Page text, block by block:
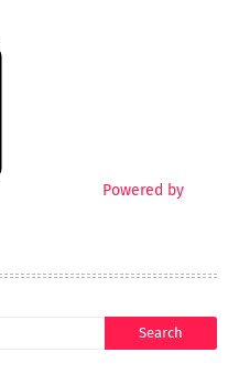
Powered by